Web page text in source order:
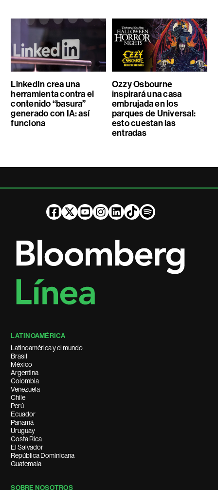
LinkedIn crea una
herramienta contra el
contenido “basura”
generado con IA: así
funciona
Ozzy Osbourne
inspirará una casa
embrujada en los
parques de Universal:
esto cuestan las
entradas
LATINOAMÉRICA
Latinoamérica y el mundo
Brasil
México
Argentina
Colombia
Venezuela
Chile
Perú
Ecuador
Panamá
Uruguay
Costa Rica
El Salvador
República Dominicana
Guatemala
SOBRE NOSOTROS